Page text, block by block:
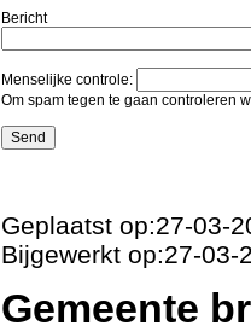
Bericht
Menselijke controle:
Om spam tegen te gaan controleren
Geplaatst op:27-03-
Bijgewerkt op:27-03-
Gemeente